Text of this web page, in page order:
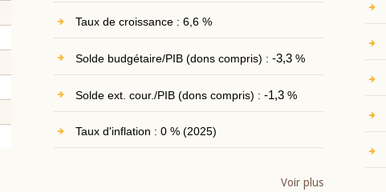
Taux de croissance : 6,6 %
Solde budgétaire/PIB (dons compris) : -3,3%
Solde ext. cour./PIB (dons compris) : -1,3%
Taux d'inflation : 0 % (2025)
Voir plus